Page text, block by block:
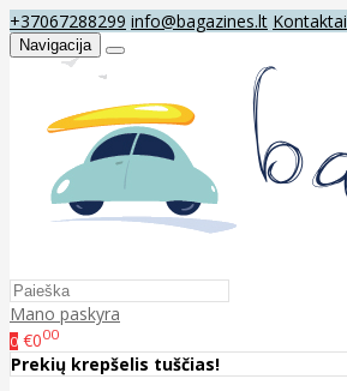
+37067288299 info@bagazines.lt Kontaktai
Navigacija
Mano paskyra
0 €000
Prekių krepšelis tuščias!